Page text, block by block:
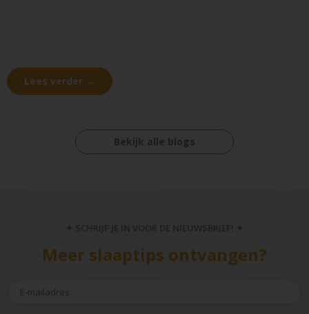
Lees verder →
Bekijk alle blogs
✦ SCHRIJF JE IN VOOR DE NIEUWSBRIEF! ✦
Meer slaaptips ontvangen?